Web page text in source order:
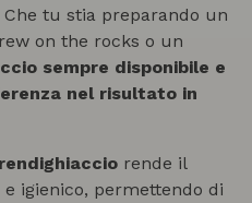
tu stia preparando un
on the rocks o un
sempre disponibile e
nel risultato in
rende il
igienico, permettendo di